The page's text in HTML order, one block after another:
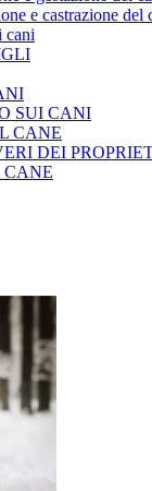
e castrazione del
cani
SUI CANI
CANE
DEI
CANE